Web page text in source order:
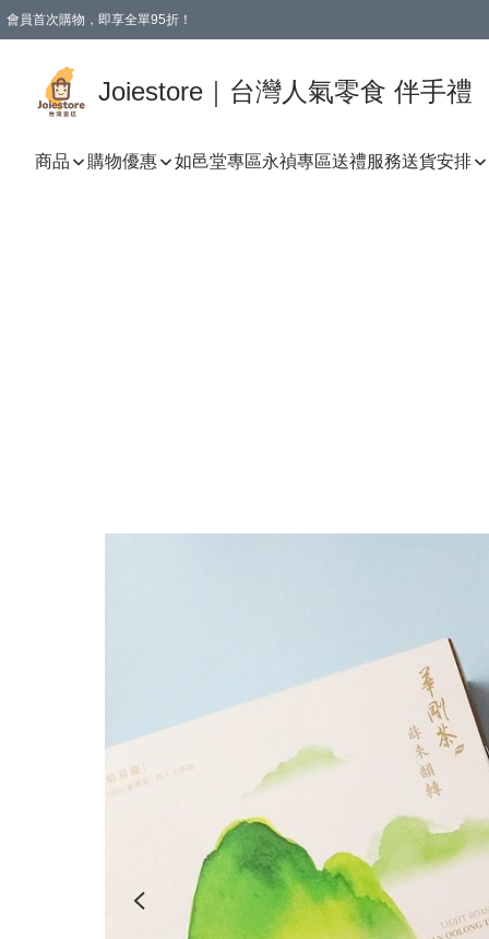
會員首次購物，即享全單95折！
Joiestore｜台灣人氣零食 伴手禮
商品 購物優惠 如邑堂專區永禎專區送禮服務送貨安排